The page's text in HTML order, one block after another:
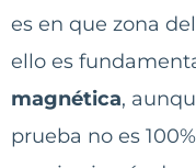
es en que zona
ello es
magnética,
prueba no es